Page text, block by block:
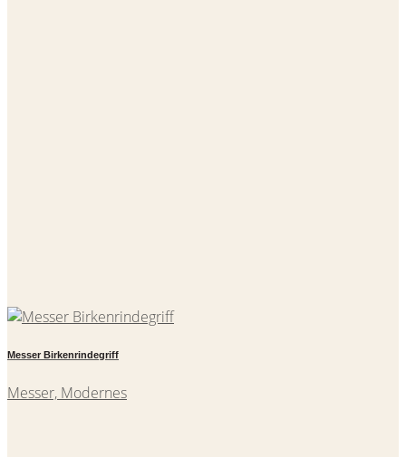
Messer Birkenrindegriff
Messer, Modernes